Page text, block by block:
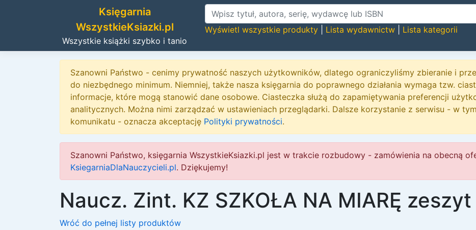
Księgarnia
WszystkieKsiazki.pl
Wszystkie książki szybko i tanio
Wyświetl wszystkie produkty Lista wydawnictw Lista kategorii
Szanowni Państwo - cenimy prywatność naszych użytkowników, dlatego ograniczyliśmy zbieranie i
do niezbędnego minimum. Niemniej, także nasza księgarnia do poprawnego działania wymaga tzw.
informacje, które mogą stanowić dane osobowe. Ciasteczka służą do zapamiętywania preferencji
analitycznych. Można nimi zarządzać w ustawieniach przeglądarki. Dalsze korzystanie z serwisu - w
komunikatu - oznacza akceptację Polityki prywatności.
Szanowni Państwo, księgarnia WszystkieKsiazki.pl jest w trakcie rozbudowy - zamówienia na obecną
KsiegarniaDlaNauczycieli.pl. Dziękujemy!
Naucz. Zint. KZ SZKOŁA NA MIARĘ
Wróć do pełnej listy produktów